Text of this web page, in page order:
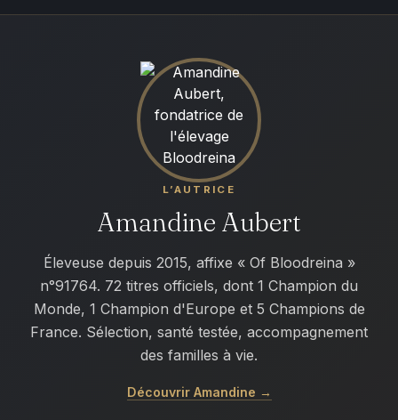
L’AUTRICE
Amandine Aubert
Éleveuse depuis 2015, affixe « Of Bloodreina »
n°91764. 72 titres officiels, dont 1 Champion du
Monde, 1 Champion d'Europe et 5 Champions de
France. Sélection, santé testée, accompagnement
des familles à vie.
Découvrir Amandine →